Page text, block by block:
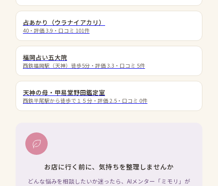
占あかり（ウラナイアカリ）
40 ・評価 3.9 ・口コミ 101件
福岡占い五大院
西鉄福岡駅（天神）徒歩5分 ・評価 3.3 ・口コミ 5件
天神の母・甲易堂野田鑑定室
西鉄平尾駅から徒歩で１５分 ・評価 2.5 ・口コミ 0件
お店に行く前に、気持ちを整理しませんか
どんな悩みを相談したいか迷ったら、AIメンター「ミモリ」が